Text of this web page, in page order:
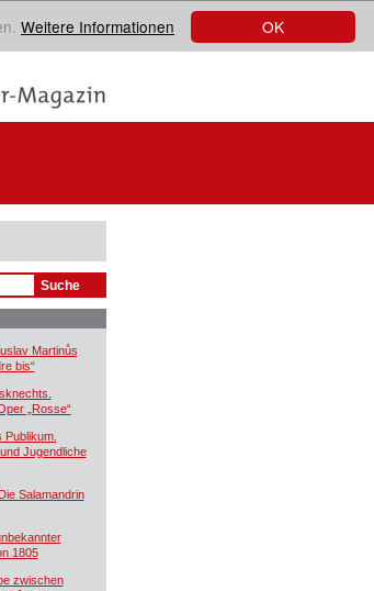
OK
Weitere Informationen
Martinůs
bis“
„Rosse“
Jugendliche
Salamandrin
1805
zwischen